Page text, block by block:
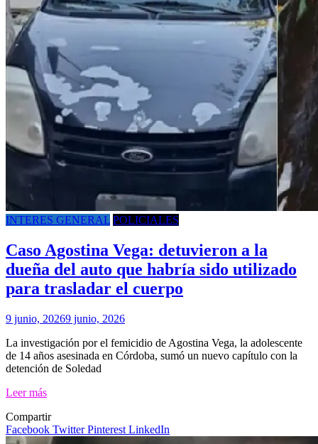
INTERES GENERAL POLICIALES
Caso Agostina Vega: detuvieron a la
dueña del auto que habría sido utilizado
para trasladar el cuerpo
9 junio, 20269 junio, 2026
La investigación por el femicidio de Agostina Vega, la adolescente
de 14 años asesinada en Córdoba, sumó un nuevo capítulo con la
detención de Soledad
Leer más
Compartir
Facebook TwitterPinterest LinkedIn